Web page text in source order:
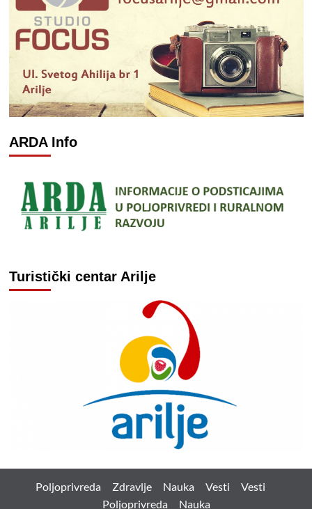
ARDA Info
Turistički centar Arilje
Poljoprivreda Zdravlje Nauka Vesti
Vesti
Poljoprivreda
Nauka